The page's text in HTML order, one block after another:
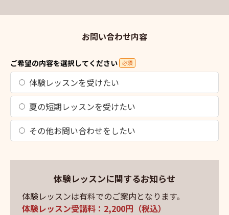
お問い合わせ内容
ご希望の内容を選択してください 必須
体験レッスンを受けたい
夏の短期レッスンを受けたい
その他お問い合わせをしたい
体験レッスンに関するお知らせ
体験レッスンは有料でのご案内となります。
体験レッスン受講料：2,200円（税込）